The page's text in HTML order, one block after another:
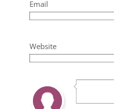
Email
Website